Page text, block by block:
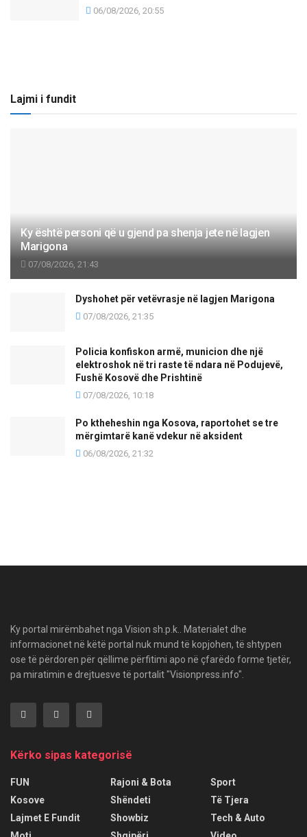
06/08/2026, 20:55
Lajmi i fundit
Ky është personi që u gjend pa shenja jete në lagjen
Marigona
07/08/2026, 21:43
Dyshohet për vetëvrasje në lagjen Marigona
07/08/2026, 21:35
Policia konfiskon armë, municion dhe një
elektroshok në tri raste të ndara në Podujevë,
Fushë Kosovë dhe Prishtinë
07/08/2026, 10:18
Po ktheheshin nga Kosova, raportohet se tre
mërgimtarë kanë vdekur në aksident
06/08/2026, 21:32
Ky portal mirëmbahet nga Vision sh.p.k.. Materialet dhe
informacionet në këtë portal nuk mund të kopjohen, të shtypen
ose të përdoren për qëllime përfitimi apo në çfarëdo forme tjetër,
pa miratimin e drejtuesve të portalit "Visionpress.info".
Kërko sipas kategorisë
FUN
Kosove
Lajmet E Fundit
Rajoni & Bota
Shëndeti
Showbiz
Sport
Të Tjera
Tech & Auto